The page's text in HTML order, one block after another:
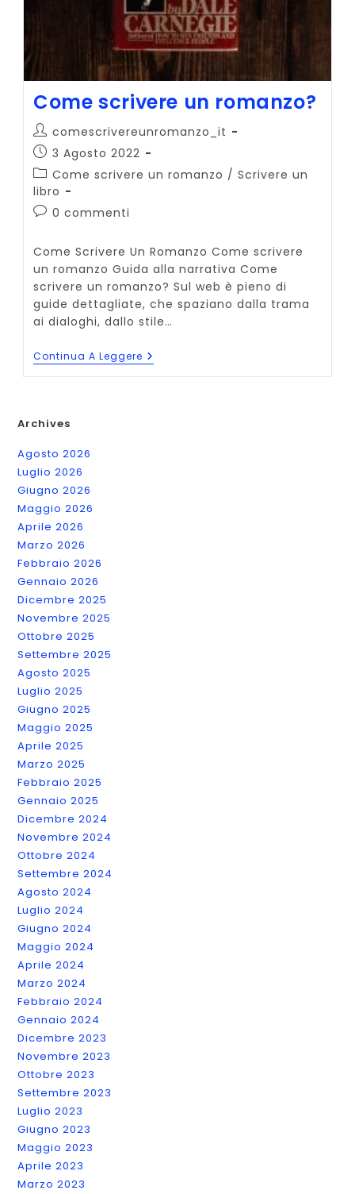
Come scrivere un romanzo?
Autore
dell'articolo:
comescrivereunromanzo_it
Articolo
pubblicato:
3 Agosto 2022
Categoria
dell'articolo:
Come scrivere un romanzo / Scrivere un
libro
Commenti
0 commenti
Come Scrivere Un Romanzo Come scrivere
un romanzo Guida alla narrativa Come
scrivere un romanzo? Sul web è pieno di
guide dettagliate, che spaziano dalla trama
ai dialoghi, dallo stile…
Continua A Leggere Come
Scrivere
Archives
Agosto 2026
Luglio 2026
Giugno 2026
Maggio 2026
Aprile 2026
Marzo 2026
Febbraio 2026
Gennaio 2026
Dicembre 2025
Novembre 2025
Ottobre 2025
Settembre 2025
Agosto 2025
Luglio 2025
Giugno 2025
Maggio 2025
Aprile 2025
Marzo 2025
Febbraio 2025
Gennaio 2025
Dicembre 2024
Novembre 2024
Ottobre 2024
Settembre 2024
Agosto 2024
Luglio 2024
Giugno 2024
Maggio 2024
Aprile 2024
Marzo 2024
Febbraio 2024
Gennaio 2024
Dicembre 2023
Novembre 2023
Ottobre 2023
Settembre 2023
Luglio 2023
Giugno 2023
Maggio 2023
Aprile 2023
Marzo 2023